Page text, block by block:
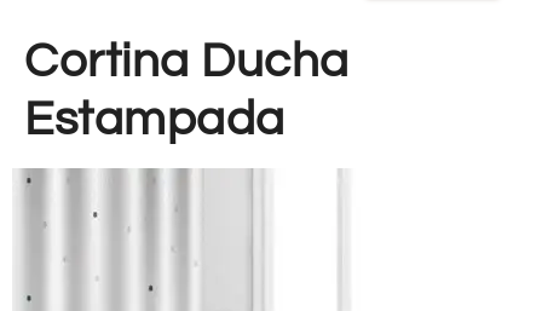
Cortina Ducha
Estampada